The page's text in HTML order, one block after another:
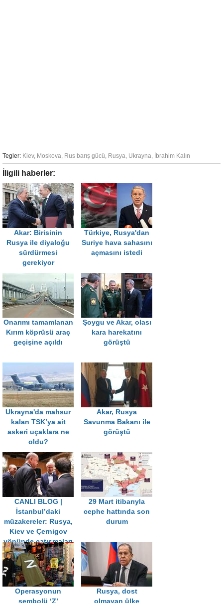
Tegler: Kiev, Moskova, Rus barış gücü, Rusya, Ukrayna, İbrahim Kalın
İligili haberler:
Akar: Birisinin
Rusya ile diyaloğu
sürdürmesi
gerekiyor
Türkiye, Rusya'dan
Suriye hava sahasını
açmasını istedi
Onarımı tamamlanan
Kırım köprüsü araç
geçişine açıldı
Şoygu ve Akar, olası
kara harekatını
görüştü
Ukrayna'da mahsur
kalan TSK’ya ait
askeri uçaklara ne
oldu?
Akar, Rusya
Savunma Bakanı ile
görüştü
CANLI BLOG |
İstanbul’daki
müzakereler: Rusya,
Kiev ve Çernigov
yönünde çatışmaları
durduruyor!
29 Mart itibarıyla
cephe hattında son
durum
Operasyonun
sembolü ‘Z’
Rusya, dost
olmayan ülke